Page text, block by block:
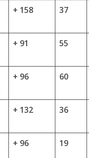
+ 158 37
+ 91 55
+ 96 60
+ 132 36
+ 96 19